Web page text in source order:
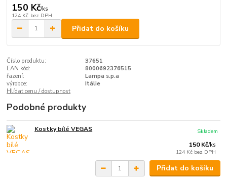
150 Kč/ks
124 Kč bez DPH
Přidat do košíku
Číslo produktu:
37651
EAN kód:
8000692376515
řazení:
Lampa s.p.a
výrobce:
Itálie
Hlídat cenu / dostupnost
Podobné produkty
Kostky bílé VEGAS
150 Kč/ks
124 Kč bez DPH
Skladem
Přidat do košíku